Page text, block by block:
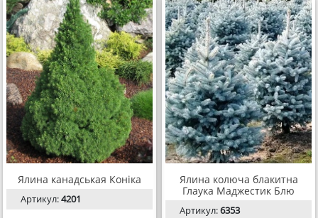
Ялина канадськая Коніка
Артикул:4201
Ялина колюча блакитна
Глаука Маджестик Блю
Артикул:6353